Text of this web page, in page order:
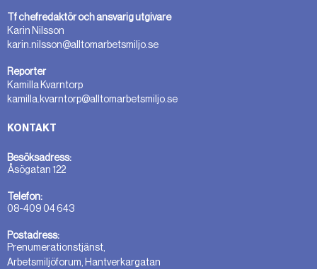
Tf chefredaktör och ansvarig utgivare
Karin Nilsson
karin.nilsson@alltomarbetsmiljo.se
Reporter
Kamilla Kvarntorp
kamilla.kvarntorp@alltomarbetsmiljo.se
KONTAKT
Besöksadress:
Åsögatan 122
Telefon:
08-409 04 643
Postadress:
Prenumerationstjänst,
Arbetsmiljöforum, Hantverkargatan